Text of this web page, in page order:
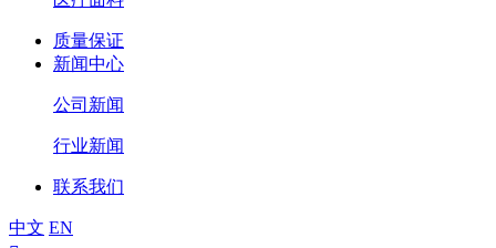
质量保证
新闻中心
公司新闻
行业新闻
联系我们
中文 EN